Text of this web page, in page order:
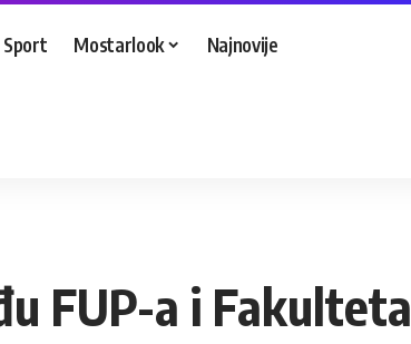
Sport Mostarlook Najnovije
FUP-a i Fakulteta